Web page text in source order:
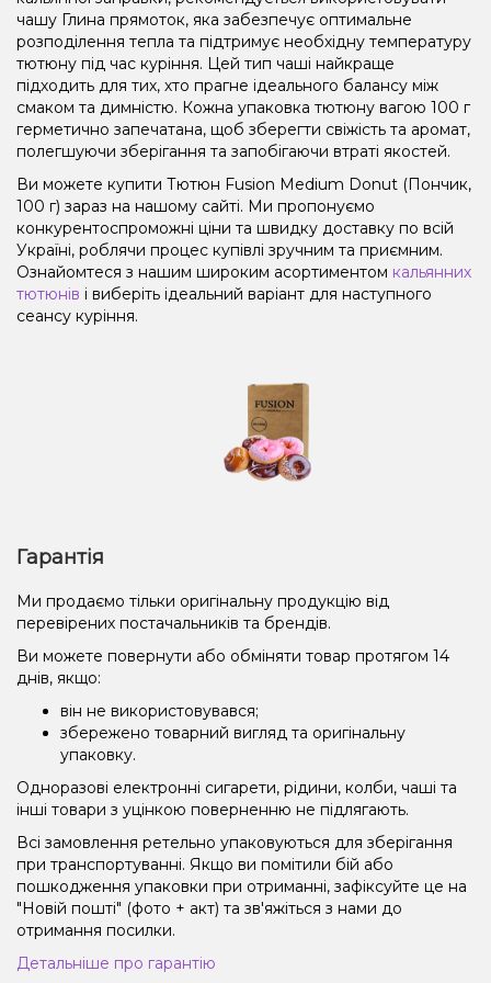
чашу Глина прямоток, яка забезпечує оптимальне
розподілення тепла та підтримує необхідну температуру
тютюну під час куріння. Цей тип чаші найкраще
підходить для тих, хто прагне ідеального балансу між
смаком та димністю. Кожна упаковка тютюну вагою 100 г
герметично запечатана, щоб зберегти свіжість та аромат,
полегшуючи зберігання та запобігаючи втраті якостей.
Ви можете купити Тютюн Fusion Medium Donut (Пончик,
100 г) зараз на нашому сайті. Ми пропонуємо
конкурентоспроможні ціни та швидку доставку по всій
Україні, роблячи процес купівлі зручним та приємним.
Ознайомтеся з нашим широким асортиментом кальянних
тютюнів і виберіть ідеальний варіант для наступного
сеансу куріння.
Гарантія
Ми продаємо тільки оригінальну продукцію від
перевірених постачальників та брендів.
Ви можете повернути або обміняти товар протягом 14
днів, якщо:
він не використовувався;
збережено товарний вигляд та оригінальну
упаковку.
Одноразові електронні сигарети, рідини, колби, чаші та
інші товари з уцінкою поверненню не підлягають.
Всі замовлення ретельно упаковуються для зберігання
при транспортуванні. Якщо ви помітили бій або
пошкодження упаковки при отриманні, зафіксуйте це на
"Новій пошті" (фото + акт) та зв'яжіться з нами до
отримання посилки.
Детальніше про гарантію